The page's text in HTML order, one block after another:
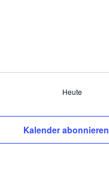
Heute
Kalender abonnieren